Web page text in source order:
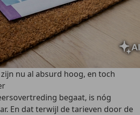
nu al absurd hoog, en toch
begaat, is nóg
En dat terwijl de tarieven door de